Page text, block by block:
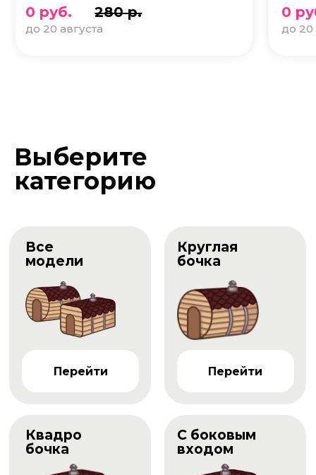
до 20 августа
0 руб. 280 р. 0
до 20
Выберите
категорию
Все
модели
Перейти
Круглая
бочка
Перейти
Квадро
бочка
С боковым
входом